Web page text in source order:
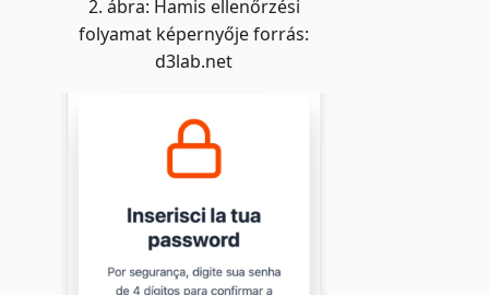
2. ábra: Hamis ellenőrzési
folyamat képernyője forrás:
d3lab.net